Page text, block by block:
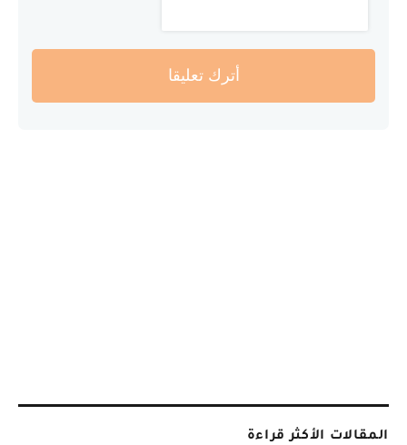
أترك تعليقا
المقالات الأكثر قراءة